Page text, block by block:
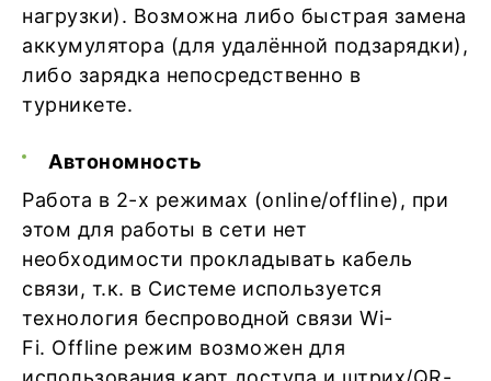
нагрузки). Возможна либо быстрая замена
аккумулятора (для удалённой подзарядки),
либо зарядка непосредственно в
турникете.
Автономность
Работа в 2-х режимах (online/offline), при
этом для работы в сети нет
необходимости прокладывать кабель
связи, т.к. в Системе используется
технология беспроводной связи Wi-
Fi. Offline режим возможен для